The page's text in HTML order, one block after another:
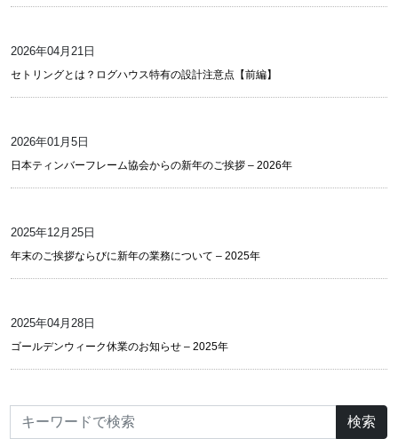
2026年04月21日
セトリングとは？ログハウス特有の設計注意点【前編】
2026年01月5日
日本ティンバーフレーム協会からの新年のご挨拶 – 2026年
2025年12月25日
年末のご挨拶ならびに新年の業務について – 2025年
2025年04月28日
ゴールデンウィーク休業のお知らせ – 2025年